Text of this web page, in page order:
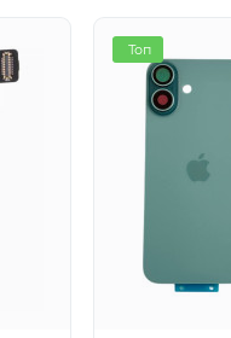
Топ